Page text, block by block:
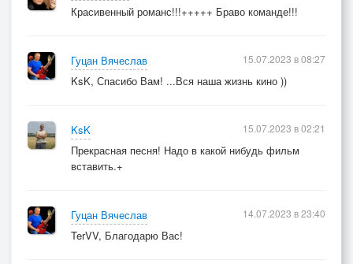
Красивенный романс!!!+++++ Браво команде!!!
Гуцан Вячеслав
KsK, Спасибо Вам! ...Вся наша жизнь кино ))
15.07.2023 в 08:27
KsK
Прекрасная песня! Надо в какой нибудь фильм
вставить.+
15.07.2023 в 02:21
Гуцан Вячеслав
TerVV, Благодарю Вас!
14.07.2023 в 23:40